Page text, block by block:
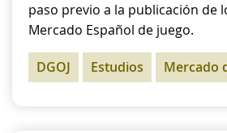
paso previo a la publicación de
Mercado Español de juego.
DGOJ Estudios Mercado